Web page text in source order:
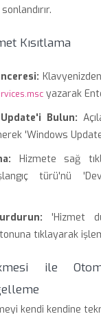
Kısıtlama
Klavyenizden
yazarak
Bulun:
'Windows
Hizmete sağ
türü'nü
'Hizmet
tıklayarak
ile
kendi kendine